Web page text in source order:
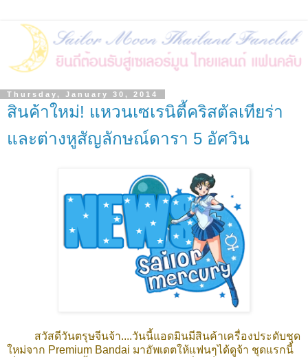
Thursday, January 30, 2014
สินค้าใหม่! แหวนเซเรนิตี้คริสตัลเทียร่า
และต่างหูสัญลักษณ์ดารา 5 อัศวิน
สวัสดีวันตรุษจีนจ้า....วันนี้แอดมินมีสินค้าเครื่องประดับชุด
ใหม่จาก Premium Bandai มาอัพเดตให้แฟนๆได้ดูจ้า ชุดแรกนี้